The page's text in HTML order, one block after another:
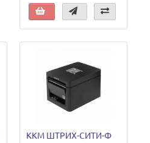
ККМ ШТРИХ-СИТИ-Ф